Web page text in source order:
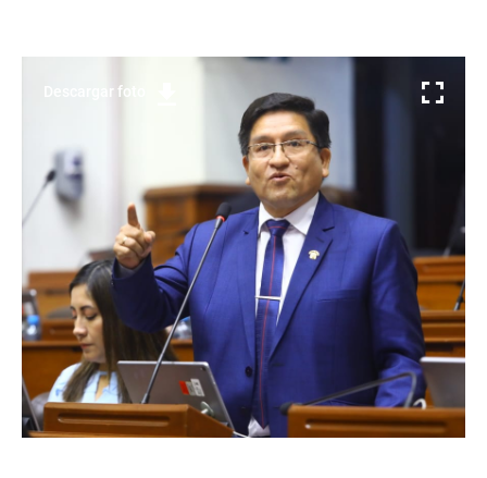
Descargar foto